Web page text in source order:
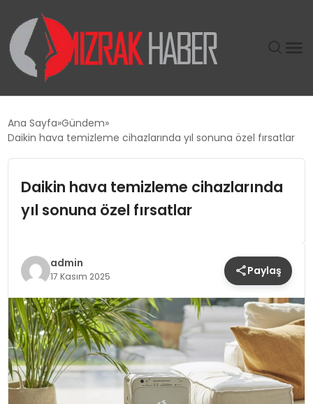
DÜNYA
EKONOMI
SPOR
TEKNOLOJI
YAŞAM
Ana Sayfa Gündem
Daikin hava temizleme cihazlarında yıl sonuna özel fırsatlar
Daikin hava temizleme cihazlarında
yıl sonuna özel fırsatlar
admin
17 Kasım 2025 Paylaş